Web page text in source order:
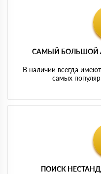
САМЫЙ БОЛЬШОЙ
В наличии всегда
самых
ПОИСК